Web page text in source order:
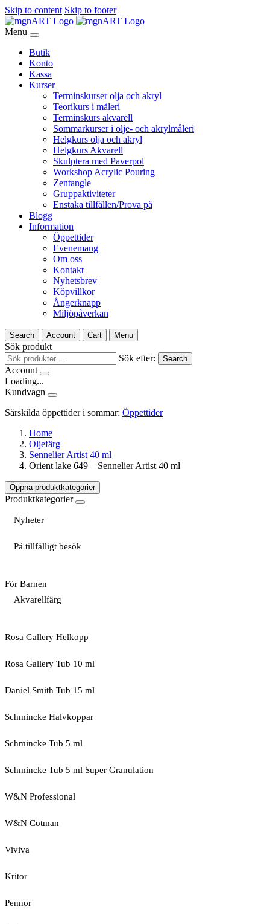
Skip to content Skip to footer
Menu
Butik
Konto
Kassa
Kurser
Terminskurser olja och akryl
Teorikurs i måleri
Terminskurs akvarell
Sommarkurser i olje- och akrylmåleri
Helgkurs olja och akryl
Helgkurs Akvarell
Skulptera med Paverpol
Workshop Acrylic Pouring
Zentangle
Gruppaktiviteter
Enstaka tillfällen/Prova på
Blogg
Information
Öppettider
Evenemang
Om oss
Kontakt
Nyhetsbrev
Köpvillkor
Ångerknapp
Miljöpåverkan
Search Account Cart Menu
Sök produkt
Sök efter:
Search
Account
Loading...
Kundvagn
Särskilda öppettider i sommar: Öppettider
Home
Oljefärg
Sennelier Artist 40 ml
Orient lake 649 – Sennelier Artist 40 ml
Öppna produktkategorier
Produktkategorier
Nyheter
På tillfälligt besök
För Barnen
Akvarellfärg
Rosa Gallery Helkopp
Rosa Gallery Tub 10 ml
Daniel Smith Tub 15 ml
Schmincke Halvkoppar
Schmincke Tub 5 ml
Schmincke Tub 5 ml Super Granulation
W&N Professional
W&N Cotman
Viviva
Kritor
Pennor